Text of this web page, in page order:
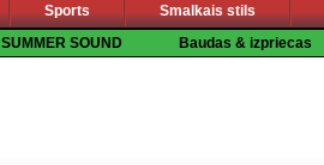
Sports
Smalkais stils
SUMMER SOUND Baudas & izpriecas